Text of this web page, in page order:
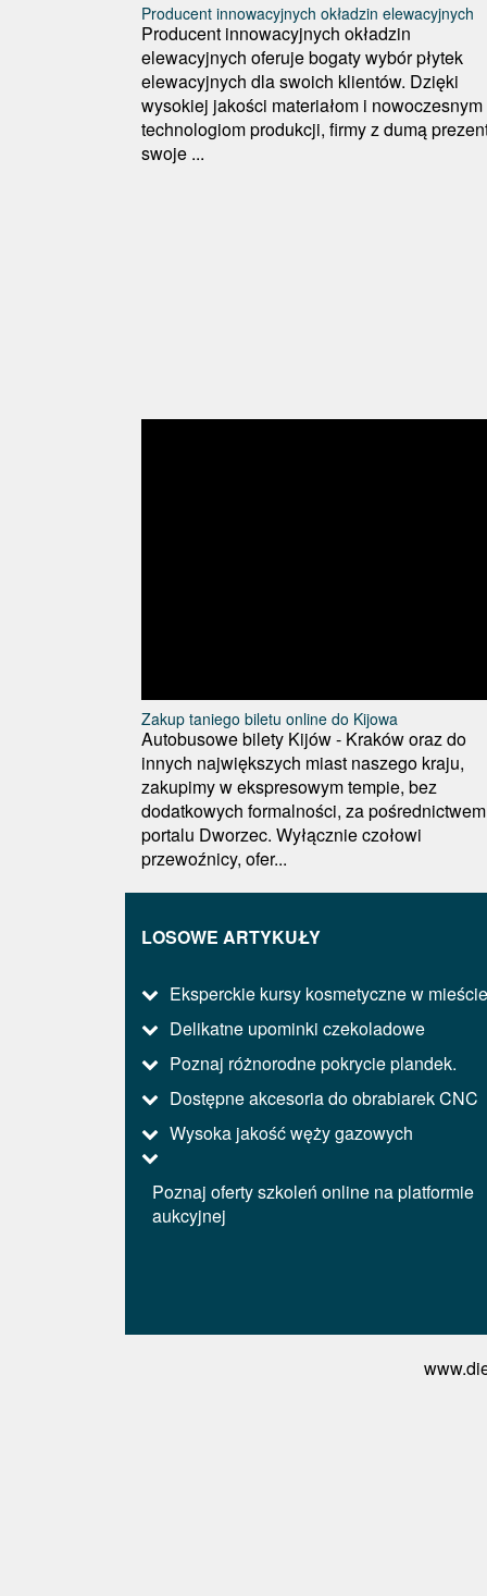
Producent innowacyjnych okładzin elewacyjnych
Producent innowacyjnych okładzin
elewacyjnych oferuje bogaty wybór płytek
elewacyjnych dla swoich klientów. Dzięki
wysokiej jakości materiałom i nowoczesnym
technologiom produkcji, firmy z dumą
swoje ...
Zakup taniego biletu online do Kijowa
Autobusowe bilety Kijów - Kraków oraz do
innych największych miast naszego kraju,
zakupimy w ekspresowym tempie, bez
dodatkowych formalności, za pośrednictwem
portalu Dworzec. Wyłącznie czołowi
przewoźnicy, ofer...
LOSOWE ARTYKUŁY
Eksperckie kursy kosmetyczne w mieście
Delikatne upominki czekoladowe
Poznaj różnorodne pokrycie plandek.
Dostępne akcesoria do obrabiarek CNC
Wysoka jakość węży gazowych
Poznaj oferty szkoleń online na platformie
aukcyjnej